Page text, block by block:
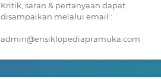
Kritik, saran & pertanyaan dapat
disampaikan melalui email :
admin@ensiklopediapramuka.com